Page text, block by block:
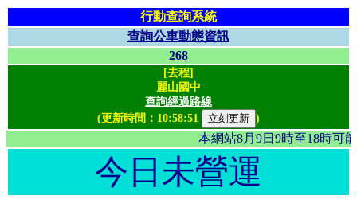
行動查詢系統
查詢公車動態資訊
268
[去程]
麗山國中
查詢經過路線
(更新時間： 10:58:51 )
本網站8月9日9時至18
今日未營運